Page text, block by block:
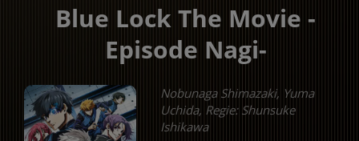
Blue Lock The Movie -
Episode Nagi-
Nobunaga Shimazaki, Yuma
Uchida, Regie: Shunsuke
Ishikawa